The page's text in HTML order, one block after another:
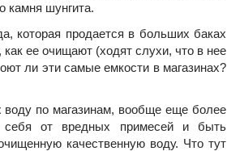
камня шунгита.
которая продается в больших баках
как ее очищают (ходят слухи, что в нее
ли эти самые емкости в магазинах?
по магазинам, вообще еще более
себя от вредных примесей и быть
качественную воду. Что тут